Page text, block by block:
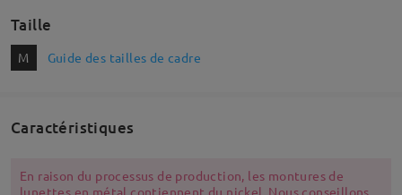
Taille
M Guide des tailles de cadre
Caractéristiques
En raison du processus de production, les montures de
lunettes en métal contiennent du nickel. Nous conseillons